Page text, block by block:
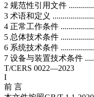
2 规范性引用文件
3 术语和定义
4 正常工作条件
5 总体技术条件
6 系统技术条件
7 设备与装置技术条件
T/CERS 0022—2023
I
前 言